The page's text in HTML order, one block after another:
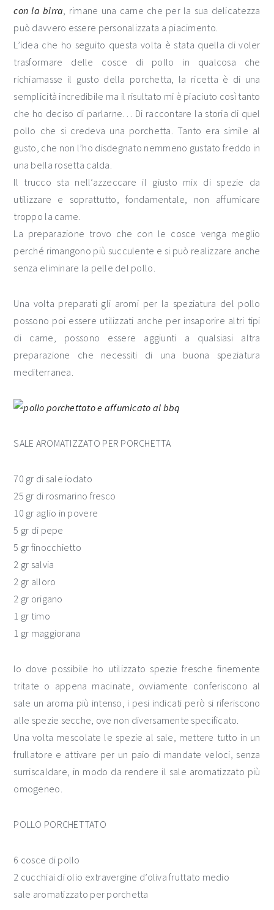
con la birra, rimane una carne che per la sua delicatezza
può davvero essere personalizzata a piacimento.
L’idea che ho seguito questa volta è stata quella di voler
trasformare delle cosce di pollo in qualcosa che
richiamasse il gusto della porchetta, la ricetta è di una
semplicità incredibile ma il risultato mi è piaciuto così tanto
che ho deciso di parlarne… Di raccontare la storia di quel
pollo che si credeva una porchetta. Tanto era simile al
gusto, che non l’ho disdegnato nemmeno gustato freddo in
una bella rosetta calda.
Il trucco sta nell’azzeccare il giusto mix di spezie da
utilizzare e soprattutto, fondamentale, non affumicare
troppo la carne.
La preparazione trovo che con le cosce venga meglio
perché rimangono più succulente e si può realizzare anche
senza eliminare la pelle del pollo.
Una volta preparati gli aromi per la speziatura del pollo
possono poi essere utilizzati anche per insaporire altri tipi
di carne, possono essere aggiunti a qualsiasi altra
preparazione che necessiti di una buona speziatura
mediterranea.
SALE AROMATIZZATO PER PORCHETTA
70 gr di sale iodato
25 gr di rosmarino fresco
10 gr aglio in povere
5 gr di pepe
5 gr finocchietto
2 gr salvia
2 gr alloro
2 gr origano
1 gr timo
1 gr maggiorana
Io dove possibile ho utilizzato spezie fresche finemente
tritate o appena macinate, ovviamente conferiscono al
sale un aroma più intenso, i pesi indicati però si riferiscono
alle spezie secche, ove non diversamente specificato.
Una volta mescolate le spezie al sale, mettere tutto in un
frullatore e attivare per un paio di mandate veloci, senza
surriscaldare, in modo da rendere il sale aromatizzato più
omogeneo.
POLLO PORCHETTATO
6 cosce di pollo
2 cucchiai di olio extravergine d’oliva fruttato medio
sale aromatizzato per porchetta